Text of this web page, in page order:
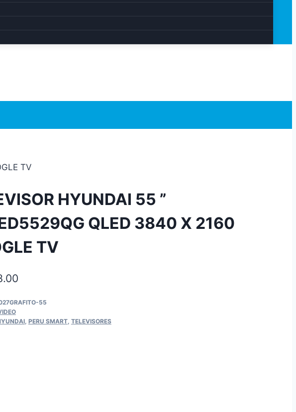
TV
HYUNDAI 55 ”
QLED 3840 X 2160
TV
55
, PERU SMART, TELEVISORES